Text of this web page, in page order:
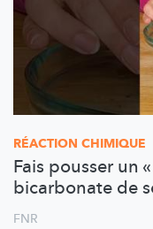
RÉACTION CHIMIQUE
Fais pousser un
bicarbonate de
FNR